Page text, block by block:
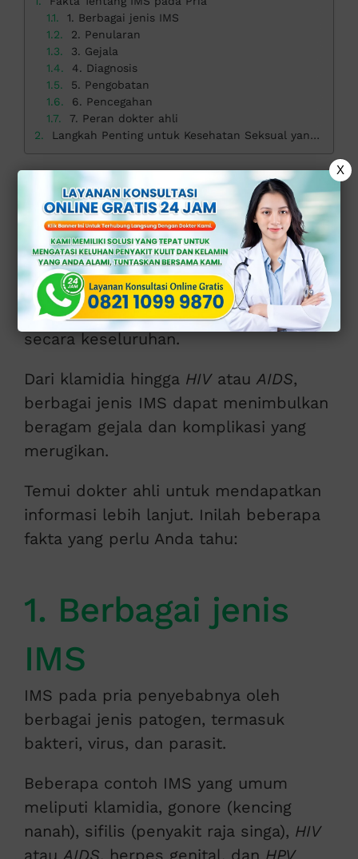
1. Berbagai jenis IMS
2. Penularan
3. Gejala
4. Diagnosis
5. Pengobatan
6. Pencegahan
7. Peran dokter ahli
Langkah Penting untuk Kesehatan Seksual yang Optimal
Fakta Tentang
IMS pada Pria
IMS merupakan masalah serius yang
dapat memengaruhi kesehatan pria
secara keseluruhan.
Dari klamidia hingga HIVatauAIDS,
berbagai jenis IMS dapat menimbulkan
beragam gejala dan komplikasi yang
merugikan.
Temui dokter ahli untuk mendapatkan
informasi lebih lanjut. Inilah beberapa
fakta yang perlu Anda tahu:
1. Berbagai jenis
IMS
IMS pada pria penyebabnya oleh
berbagai jenis patogen, termasuk
bakteri, virus, dan parasit.
Beberapa contoh IMS yang umum
meliputi klamidia, gonore (kencing
nanah), sifilis (penyakit raja singa), HIV
atau AIDS , herpes genital, dan HPV
X